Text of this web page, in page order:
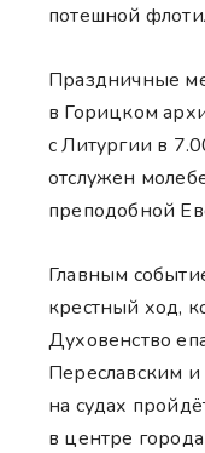
потешной
Праздничные
в Горицком
с Литургии в
отслужен
преподобной
Главным
крестный ход,
Духовенство
Переславским
на судах
в центре